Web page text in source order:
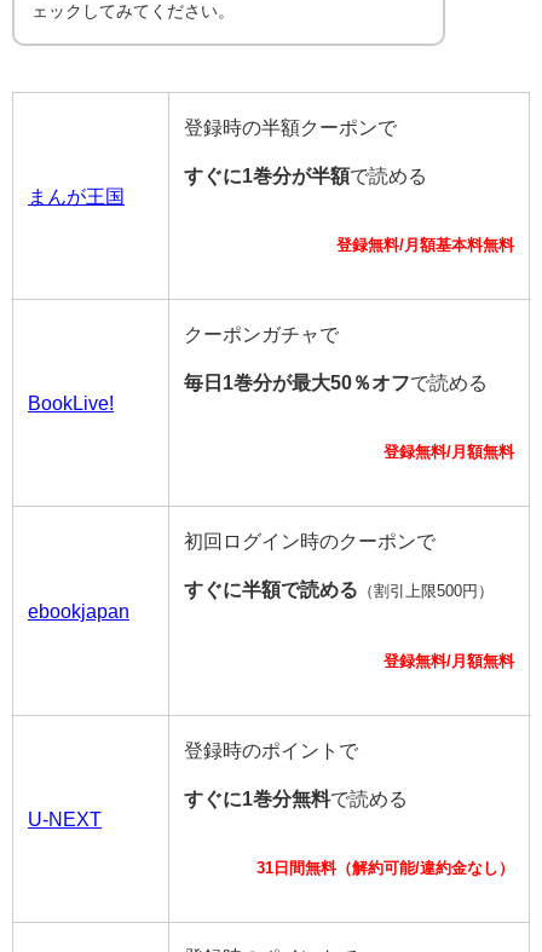
ェックしてみてください。
まんが王国
登録時の半額クーポンで
すぐに1巻分が半額で読める
登録無料/月額基本料無料
BookLive!
クーポンガチャで
毎日1巻分が最大50％オフで読める
登録無料/月額無料
ebookjapan
初回ログイン時のクーポンで
すぐに半額で読める （割引上限500円）
登録無料/月額無料
U-NEXT
登録時のポイントで
すぐに1巻分無料で読める
31日間無料（解約可能/違約金なし）